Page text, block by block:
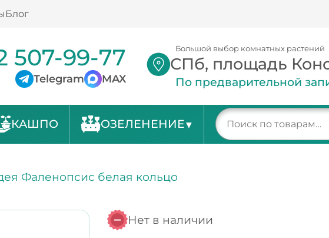
Блог
507-99-77
Telegram MAX
Большой выбор комнатных растений
СПб, площадь
По предварительной
КАШПО ОЗЕЛЕНЕНИЕ
Фаленопсис белая кольцо
Нет в наличии